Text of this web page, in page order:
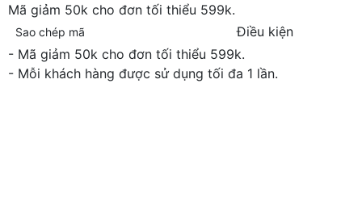
Mã giảm 50k cho đơn tối thiểu 599k.
Sao chép mã
Điều kiện
- Mã giảm 50k cho đơn tối thiểu 599k.
- Mỗi khách hàng được sử dụng tối đa 1 lần.